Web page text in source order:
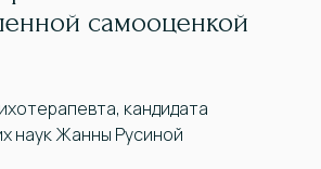
самооценкой
кандидата
наук Жанны Русиной